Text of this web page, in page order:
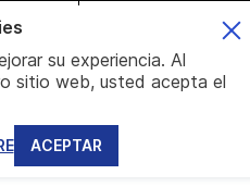
Importe de
USD.
Honorarios
su experiencia. Al
sitio web, usted acepta el
ACEPTAR